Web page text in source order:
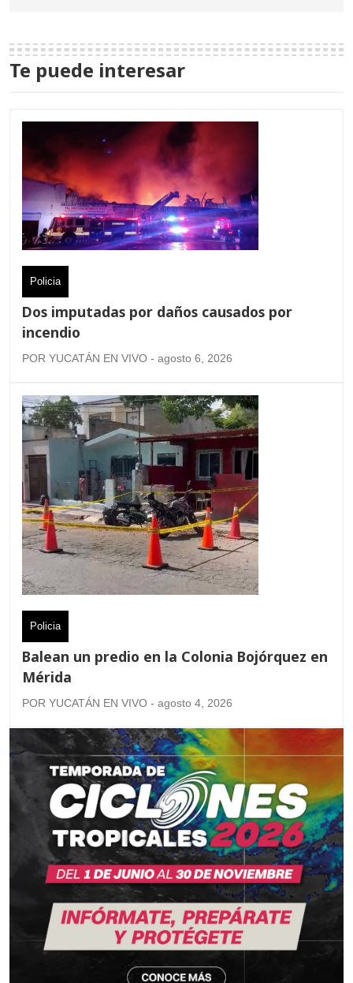
Te puede interesar
Policia
Dos imputadas por daños causados por
incendio
POR YUCATÁN EN VIVO - agosto 6, 2026
Policia
Balean un predio en la Colonia Bojórquez en
Mérida
POR YUCATÁN EN VIVO - agosto 4, 2026